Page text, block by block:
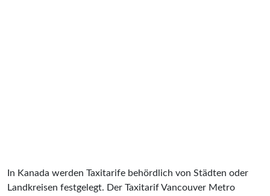
In Kanada werden Taxitarife behördlich von Städten oder
Landkreisen festgelegt. Der Taxitarif Vancouver Metro